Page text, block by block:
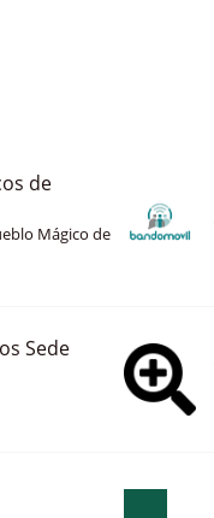
de
Mágico de
Sede